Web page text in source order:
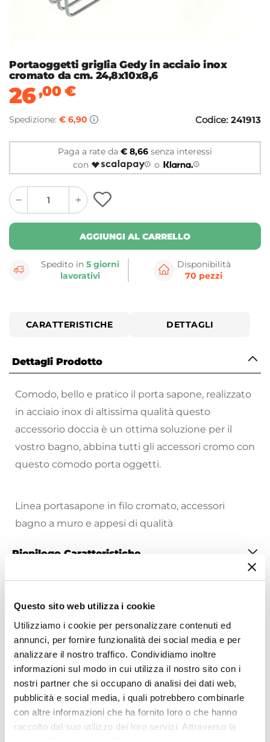
Questo sito web utilizza i cookie
Utilizziamo i cookie per personalizzare contenuti ed
annunci, per fornire funzionalità dei social media e per
analizzare il nostro traffico. Condividiamo inoltre
informazioni sul modo in cui utilizza il nostro sito con i
nostri partner che si occupano di analisi dei dati web,
pubblicità e social media, i quali potrebbero combinarle
con altre informazioni che ha fornito loro o che hanno
raccolto dal suo utilizzo dei loro servizi. Attraverso la
Portaoggetti griglia Gedy in acciaio inox
cromato da cm. 24,8x10x8,6
26,00€
Spedizione: € 6,90 Codice: 241913
Paga a rate da € 8,66 senza interessi
con
o
quantity
button
quantity
minus
button
AGGIUNGI AL CARRELLO
Spedito in5 giorni
lavorativi
Disponibilità
70 pezzi
CARATTERISTICHE DETTAGLI
Dettagli Prodotto
Comodo, bello e pratico il porta sapone, realizzato
in acciaio inox di altissima qualità questo
accessorio doccia è un ottima soluzione per il
vostro bagno, abbina tutti gli accessori cromo con
questo comodo porta oggetti.
Linea portasapone in filo cromato, accessori
bagno a muro e appesi di qualità
Riepilogo Caratteristiche
Tipologia
Gedy
Installazione
Muro
Numero Ripiani
1 ripiano
Forma
Ti suggeriamo anche